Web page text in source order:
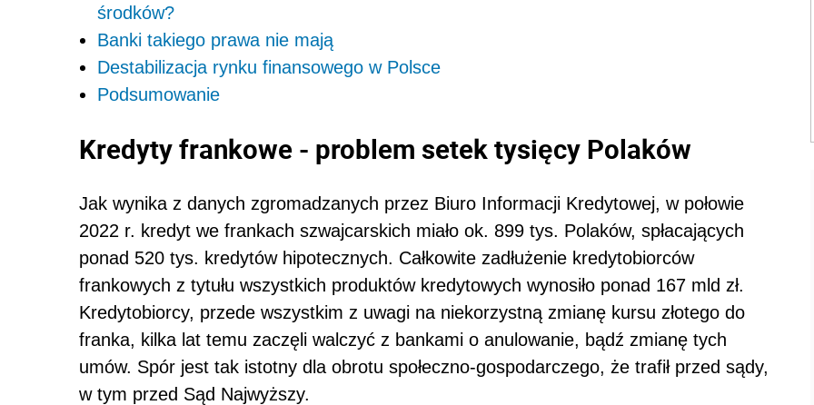
środków?
Banki takiego prawa nie mają
Destabilizacja rynku finansowego w Polsce
Podsumowanie
Kredyty frankowe - problem setek tysięcy Polaków
Jak wynika z danych zgromadzanych przez Biuro Informacji Kredytowej, w połowie
2022 r. kredyt we frankach szwajcarskich miało ok. 899 tys. Polaków, spłacających
ponad 520 tys. kredytów hipotecznych. Całkowite zadłużenie kredytobiorców
frankowych z tytułu wszystkich produktów kredytowych wynosiło ponad 167 mld zł.
Kredytobiorcy, przede wszystkim z uwagi na niekorzystną zmianę kursu złotego do
franka, kilka lat temu zaczęli walczyć z bankami o anulowanie, bądź zmianę tych
umów. Spór jest tak istotny dla obrotu społeczno-gospodarczego, że trafił przed sądy,
w tym przed Sąd Najwyższy.